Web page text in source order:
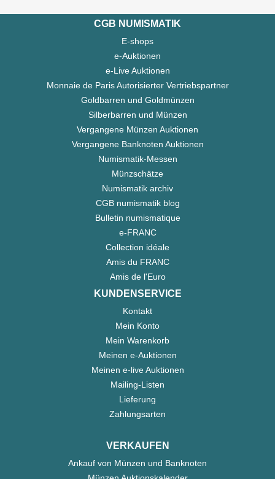
CGB NUMISMATIK
E-shops
e-Auktionen
e-Live Auktionen
Monnaie de Paris Autorisierter Vertriebspartner
Goldbarren und Goldmünzen
Silberbarren und Münzen
Vergangene Münzen Auktionen
Vergangene Banknoten Auktionen
Numismatik-Messen
Münzschätze
Numismatik archiv
CGB numismatik blog
Bulletin numismatique
e-FRANC
Collection idéale
Amis du FRANC
Amis de l'Euro
KUNDENSERVICE
Kontakt
Mein Konto
Mein Warenkorb
Meinen e-Auktionen
Meinen e-live Auktionen
Mailing-Listen
Lieferung
Zahlungsarten
VERKAUFEN
Ankauf von Münzen und Banknoten